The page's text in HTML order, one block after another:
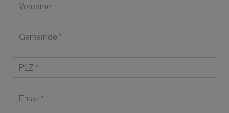
Vorname
Gemeinde
PLZ
Email